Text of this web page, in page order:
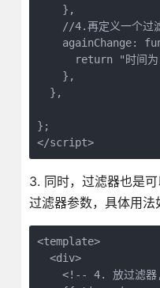
    },
//4.再定义一个过
againChange:
return "时间
    },
  },
};
</script>
3. 同时，过滤器也是可
过滤器参数，具体用法
<template>
  <div>
<!-- 4. 放过滤器